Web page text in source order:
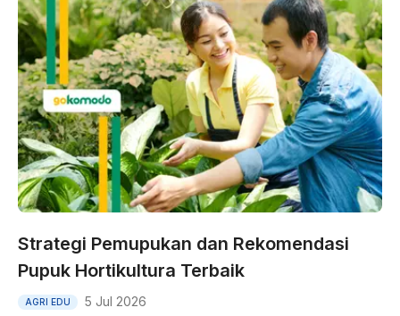
Strategi Pemupukan dan Rekomendasi
Pupuk Hortikultura Terbaik
AGRI EDU 5 Jul 2026